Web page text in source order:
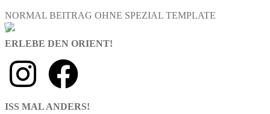
NORMAL BEITRAG OHNE SPEZIAL TEMPLATE
ERLEBE DEN ORIENT!
ISS MAL ANDERS!